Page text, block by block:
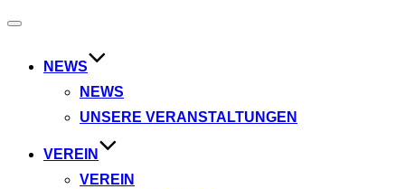
Navigation
NEWS
NEWS
UNSERE VERANSTALTUNGEN
VEREIN
VEREIN